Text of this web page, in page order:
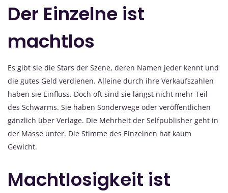
Der Einzelne ist
machtlos
Es gibt sie die Stars der Szene, deren Namen jeder kennt und
die gutes Geld verdienen. Alleine durch ihre Verkaufszahlen
haben sie Einfluss. Doch oft sind sie längst nicht mehr Teil
des Schwarms. Sie haben Sonderwege oder veröffentlichen
gänzlich über Verlage. Die Mehrheit der Selfpublisher geht in
der Masse unter. Die Stimme des Einzelnen hat kaum
Gewicht.
Machtlosigkeit ist